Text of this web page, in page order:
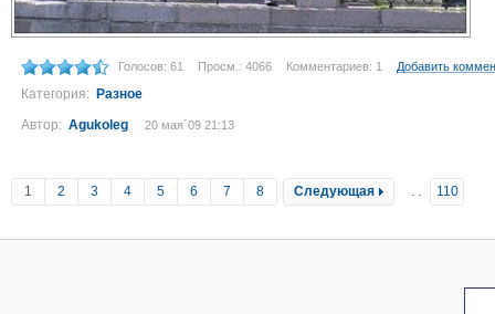
Голосов: 61 Просм.: 4066 Комментариев: 1 Добавить
Категория: Разное
Автор: Agukoleg 20 мая´09 21:13
1 2 3 4 5 6 7 8 Следующая .. 110